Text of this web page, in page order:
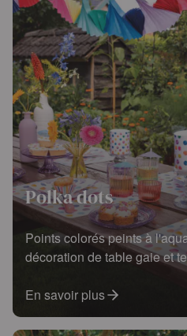
Polka dots
Points colorés peints à
décoration de table gaie et
En savoir plus